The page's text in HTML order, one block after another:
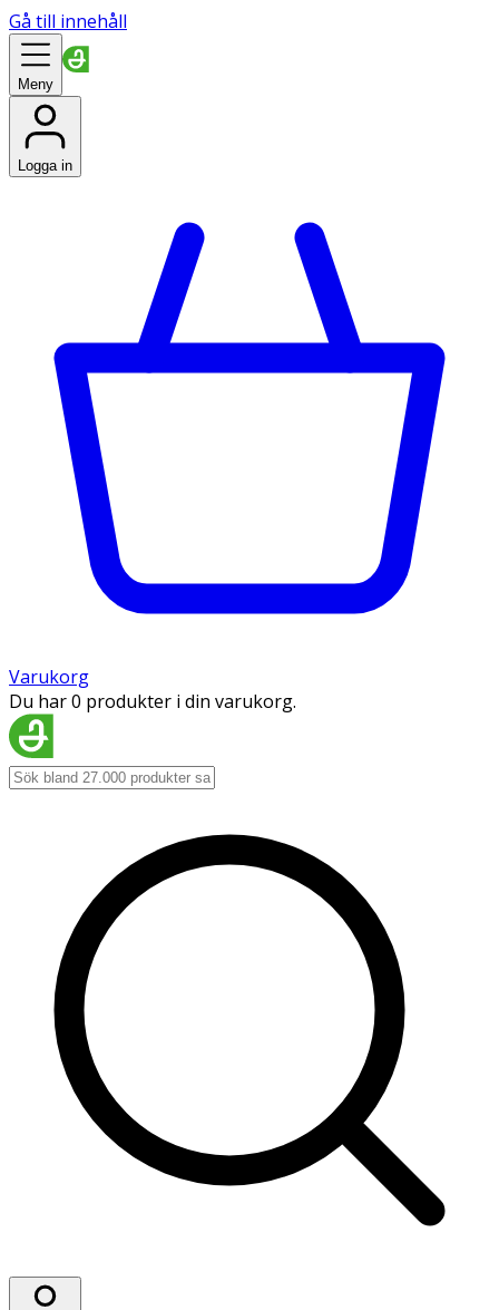
Gå till innehåll
Meny
Logga in
Varukorg
Du har 0 produkter i din varukorg.